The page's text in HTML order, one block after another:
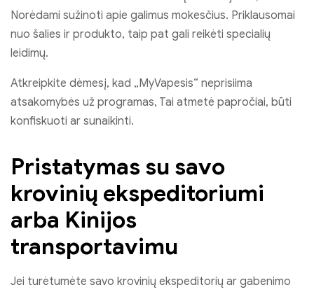
Norėdami sužinoti apie galimus mokesčius. Priklausomai
nuo šalies ir produkto, taip pat gali reikėti specialių
leidimų.
Atkreipkite dėmesį, kad „MyVapesis“ neprisiima
atsakomybės už programas, Tai atmetė papročiai, būti
konfiskuoti ar sunaikinti.
Pristatymas su savo
krovinių ekspeditoriumi
arba Kinijos
transportavimu
Jei turėtumėte savo krovinių ekspeditorių ar gabenimo